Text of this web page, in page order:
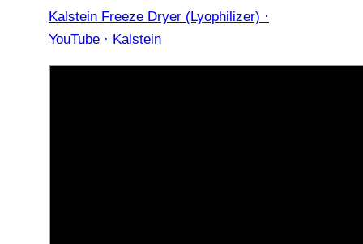
Kalstein Freeze Dryer (Lyophilizer) ·
YouTube · Kalstein